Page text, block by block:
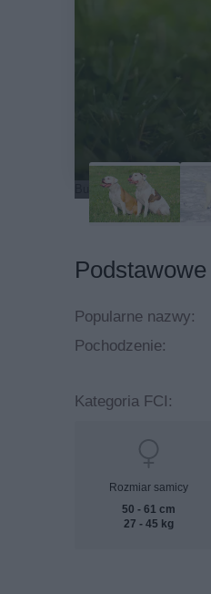
Buldog amerykański na
Popularne nazwy:
Pochodzenie:
Kategoria FCI:
Rozmiar samicy
50 - 61 cm
27 - 45 kg